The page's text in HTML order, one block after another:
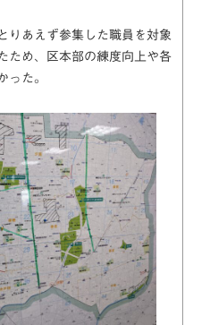
りあえず参集した職員を対象
ため、区本部の練度向上や各
た。